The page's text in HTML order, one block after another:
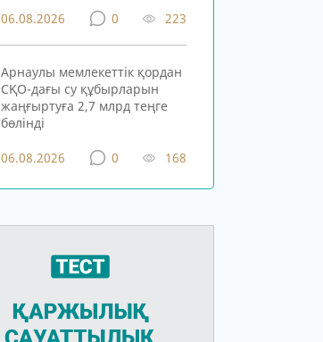
06.08.2026 0 223
Арнаулы мемлекеттік қордан
СҚО-дағы су құбырларын
жаңғыртуға 2,7 млрд теңге
бөлінді
06.08.2026 0 168